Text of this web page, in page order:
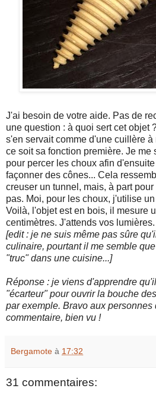
J'ai besoin de votre aide. Pas de
une question : à quoi sert cet objet
s'en servait comme d'une cuillère
ce soit sa fonction première. Je me
pour percer les choux afin
façonner des cônes... Cela
creuser un tunnel, mais, à part
pas. Moi, pour les choux, j'utilise
Voilà, l'objet est en bois, il mesure
centimètres. J'attends vos lumières.
[edit : je ne suis même pas sûre
culinaire, pourtant il me semble
"truc" dans une cuisine...]
Réponse : je viens d'apprendre
"écarteur" pour ouvrir la bouche
par exemple. Bravo aux
commentaire, bien vu !
Bergamote à 17:32
31 commentaires: